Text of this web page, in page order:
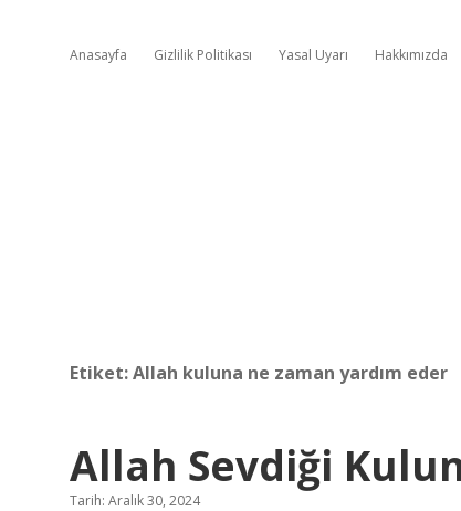
Anasayfa Gizlilik Politikası Yasal Uyarı Hakkımızda
Etiket:Allah kuluna ne zaman yardım eder
Allah Sevdiği
Tarih: Aralık 30, 2024